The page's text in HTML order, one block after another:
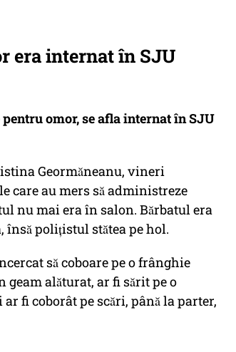
era internat în SJU
omor, se afla internat în SJU
Geormăneanu, vineri
care au mers să administreze
nu mai era în salon. Bărbatul era
însă polițistul stătea pe hol.
să coboare pe o frânghie
geam alăturat, ar fi sărit pe o
fi coborât pe scări, până la parter,